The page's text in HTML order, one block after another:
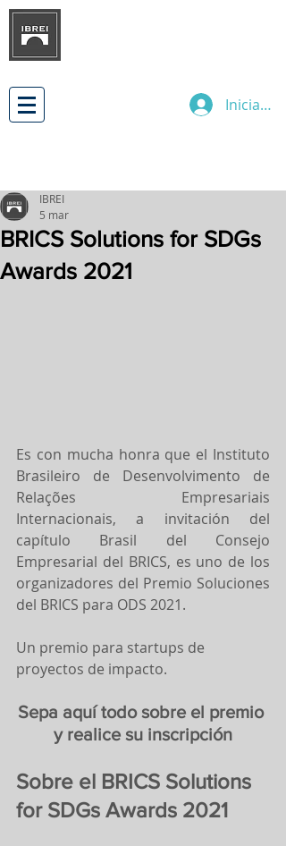
Iniciar
BRICS Solutions for SDGs
Awards 2021
IBREI
5 mar
Es con mucha honra que el Instituto
Brasileiro de Desenvolvimento de
Relações Empresariais
Internacionais, a invitación del
capítulo Brasil del Consejo
Empresarial del BRICS, es uno de los
organizadores del Premio Soluciones
del BRICS para ODS 2021.
Un premio para startups de
proyectos de impacto.
Sepa aquí todo sobre el premio
y realice su inscripción
Sobre el BRICS Solutions
for SDGs Awards 2021